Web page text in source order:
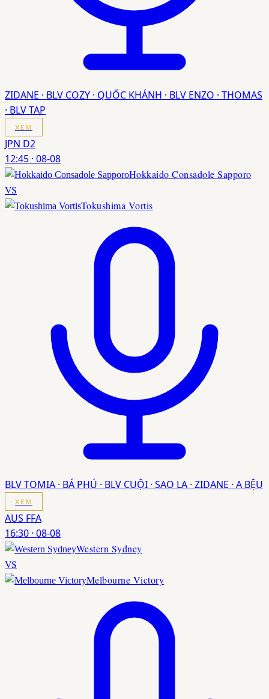
ZIDANE · BLV COZY · QUỐC KHÁNH · BLV ENZO · THOMAS
· BLV TAP
XEM
JPN D2
12:45 · 08-08
Hokkaido Consadole Sapporo
VS
Tokushima Vortis
BLV TOMIA · BÁ PHÚ · BLV CUỘI · SAO LA · ZIDANE · A BỆU
XEM
AUS FFA
16:30 · 08-08
Western Sydney
VS
Melbourne Victory